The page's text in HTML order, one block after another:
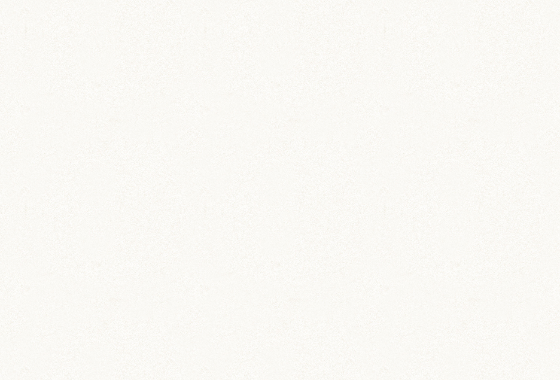
KURIMARU
NODOKA
CHITOSE
CHATARO
IZUMO & OKUNI
ARARE
KISUKE